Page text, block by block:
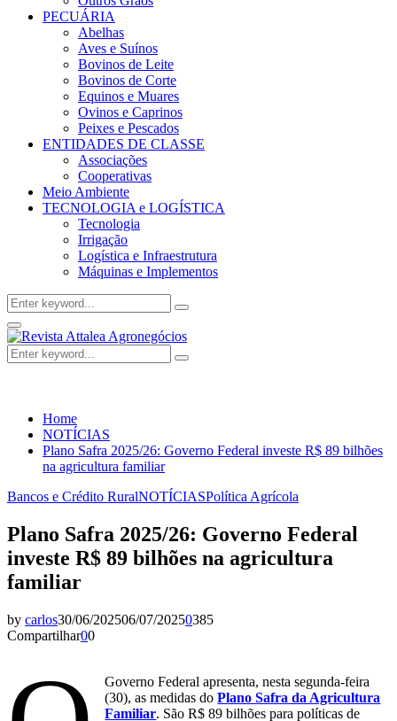
PECUÁRIA
Abelhas
Aves e Suínos
Bovinos de Leite
Bovinos de Corte
Equinos e Muares
Ovinos e Caprinos
Peixes e Pescados
ENTIDADES DE CLASSE
Associações
Cooperativas
Meio Ambiente
TECNOLOGIA e LOGÍSTICA
Tecnologia
Irrigação
Logística e Infraestrutura
Máquinas e Implementos
Search
for:
Search
Facebook
Twitter
Instagram
Linkedin
Youtube
Email
Primary
Menu
Search
for:
Search
Home
NOTÍCIAS
Plano Safra 2025/26: Governo Federal investe R$ 89 bilhões
na agricultura familiar
Bancos e Crédito RuralNOTÍCIASPolítica Agrícola
Plano Safra 2025/26: Governo Federal
investe R$ 89 bilhões na agricultura
familiar
by carlos30/06/202506/07/20250385
Compartilhar00
Governo Federal apresenta, nesta segunda-feira
(30), as medidas doPlano Safra da Agricultura
Familiar. São R$ 89 bilhões para políticas de